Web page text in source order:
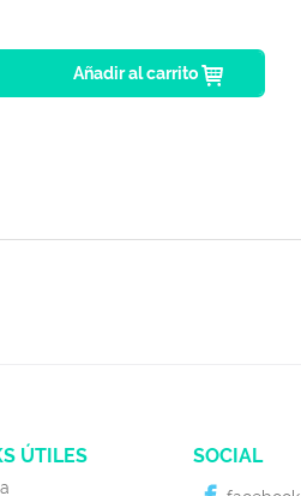
Añadir al carrito
ÚTILES SOCIAL